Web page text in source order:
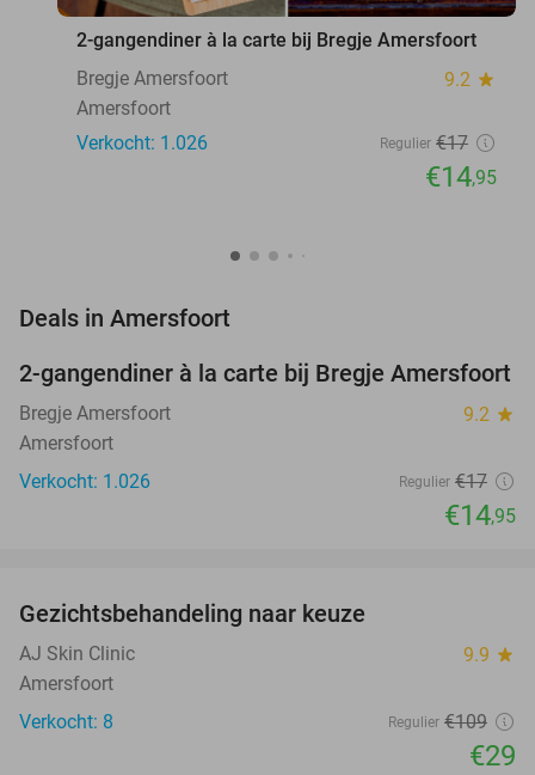
2-gangendiner à la carte bij Bregje Amersfoort
Bregje Amersfoort
9.2 star
Amersfoort
Verkocht: 1.026
Regulier €17
€14,95
Deals in Amersfoort
12%
2-gangendiner à la carte bij Bregje Amersfoort
Bregje Amersfoort 9.2 star
Amersfoort
Verkocht: 1.026
Regulier €17
€14,95
TODAY
Gezichtsbehandeling naar keuze
AJ Skin Clinic 9.9 star
Amersfoort
Verkocht: 8
Regulier €109
€29